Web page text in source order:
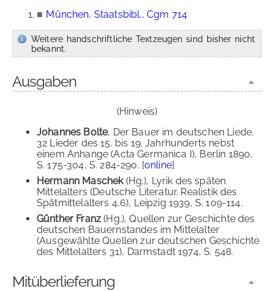
■ München, Staatsbibl., Cgm 714
Weitere handschriftliche Textzeugen sind bisher nicht
bekannt.
Ausgaben
(Hinweis)
Johannes Bolte, Der Bauer im deutschen Liede.
32 Lieder des 15. bis 19. Jahrhunderts nebst
einem Anhange (Acta Germanica I), Berlin 1890,
S. 175-304, S. 284-290. [online]
Hermann Maschek (Hg.), Lyrik des späten
Mittelalters (Deutsche Literatur. Realistik des
Spätmittelalters 4,6), Leipzig 1939, S. 109-114.
Günther Franz(Hg.), Quellen zur Geschichte des
deutschen Bauernstandes im Mittelalter
(Ausgewählte Quellen zur deutschen Geschichte
des Mittelalters 31), Darmstadt 1974, S. 548.
Mitüberlieferung